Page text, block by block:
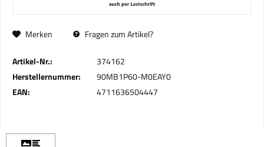
Merken Fragen zum Artikel?
Artikel-Nr.:
374162
Herstellernummer:
90MB1P60-M0EAY0
EAN:
4711636504447